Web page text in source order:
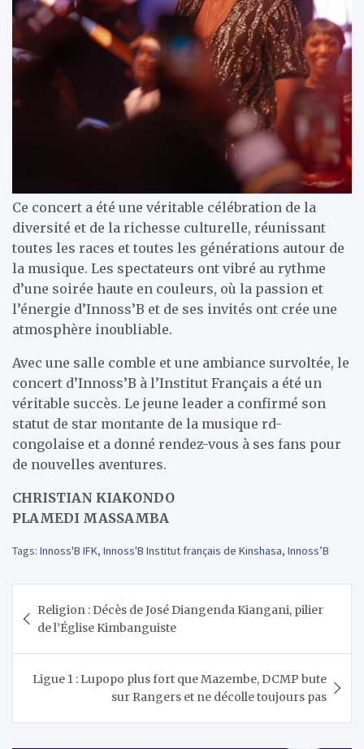
Ce concert a été une véritable célébration de la
diversité et de la richesse culturelle, réunissant
toutes les races et toutes les générations autour de
la musique. Les spectateurs ont vibré au rythme
d’une soirée haute en couleurs, où la passion et
l’énergie d’Innoss’B et de ses invités ont crée une
atmosphère inoubliable.
Avec une salle comble et une ambiance survoltée, le
concert d’Innoss’B à l’Institut Français a été un
véritable succès. Le jeune leader a confirmé son
statut de star montante de la musique rd-
congolaise et a donné rendez-vous à ses fans pour
de nouvelles aventures.
CHRISTIAN KIAKONDO
PLAMEDI MASSAMBA
Tags: Innoss'B IFK, Innoss'B Institut français de Kinshasa, Innoss’B
de
l’article
Religion : Décès de José Diangenda Kiangani, pilier
de l’Église Kimbanguiste
Ligue 1 : Lupopo plus fort que Mazembe, DCMP bute
sur Rangers et ne décolle toujours pas